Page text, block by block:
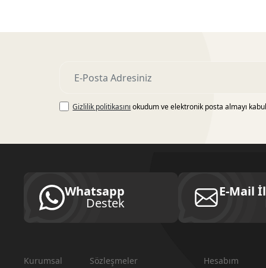
Gizlilik politikasını okudum ve elektronik posta almayı
Whatsapp
Destek
E-Mail
Kurumsal Sözleşmeler Hesabım